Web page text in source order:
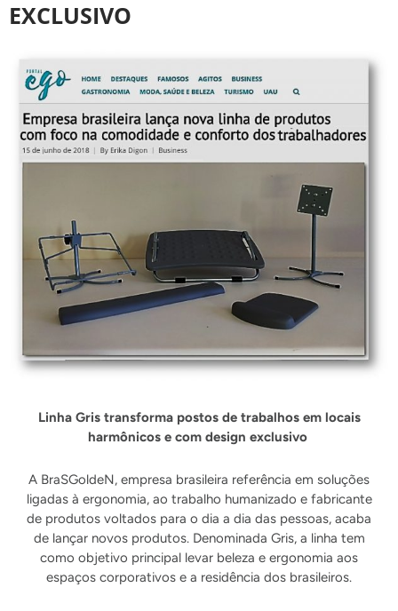
EXCLUSIVO
Linha Gris transforma postos de trabalhos em locais
harmônicos e com design exclusivo
A BraSGoldeN, empresa brasileira referência em soluções
ligadas à ergonomia, ao trabalho humanizado e fabricante
de produtos voltados para o dia a dia das pessoas, acaba
de lançar novos produtos. Denominada Gris, a linha tem
como objetivo principal levar beleza e ergonomia aos
espaços corporativos e a residência dos brasileiros.